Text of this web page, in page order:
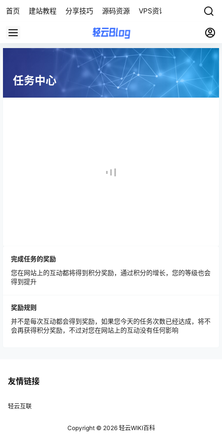
首页 建站教程 分享技巧 源码资源 VPS资讯
任务中心
完成任务的奖励
您在网站上的互动都将得到积分奖励，通过积分的增长，您的等级也会
得到提升
奖励规则
并不是每次互动都会得到奖励，如果您今天的任务次数已经达成，将不
会再获得积分奖励，不过对您在网站上的互动没有任何影响
友情链接
轻云互联
Copyright © 2026轻云WIKI百科